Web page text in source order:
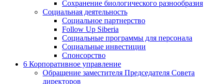
Сохранение биологического разнообразия
Социальная деятельность
Социальное партнерство
Follow Up Siberia
Социальные программы для персонала
Социальные инвестиции
Спонсорство
6 Корпоративное управление
Обращение заместителя Председателя Совета
директоров